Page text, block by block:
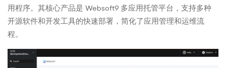
用程序。其核心产品是 Websoft9 多应用托管平台，支持多种
开源软件和开发工具的快速部署，简化了应用管理和运维流
程。